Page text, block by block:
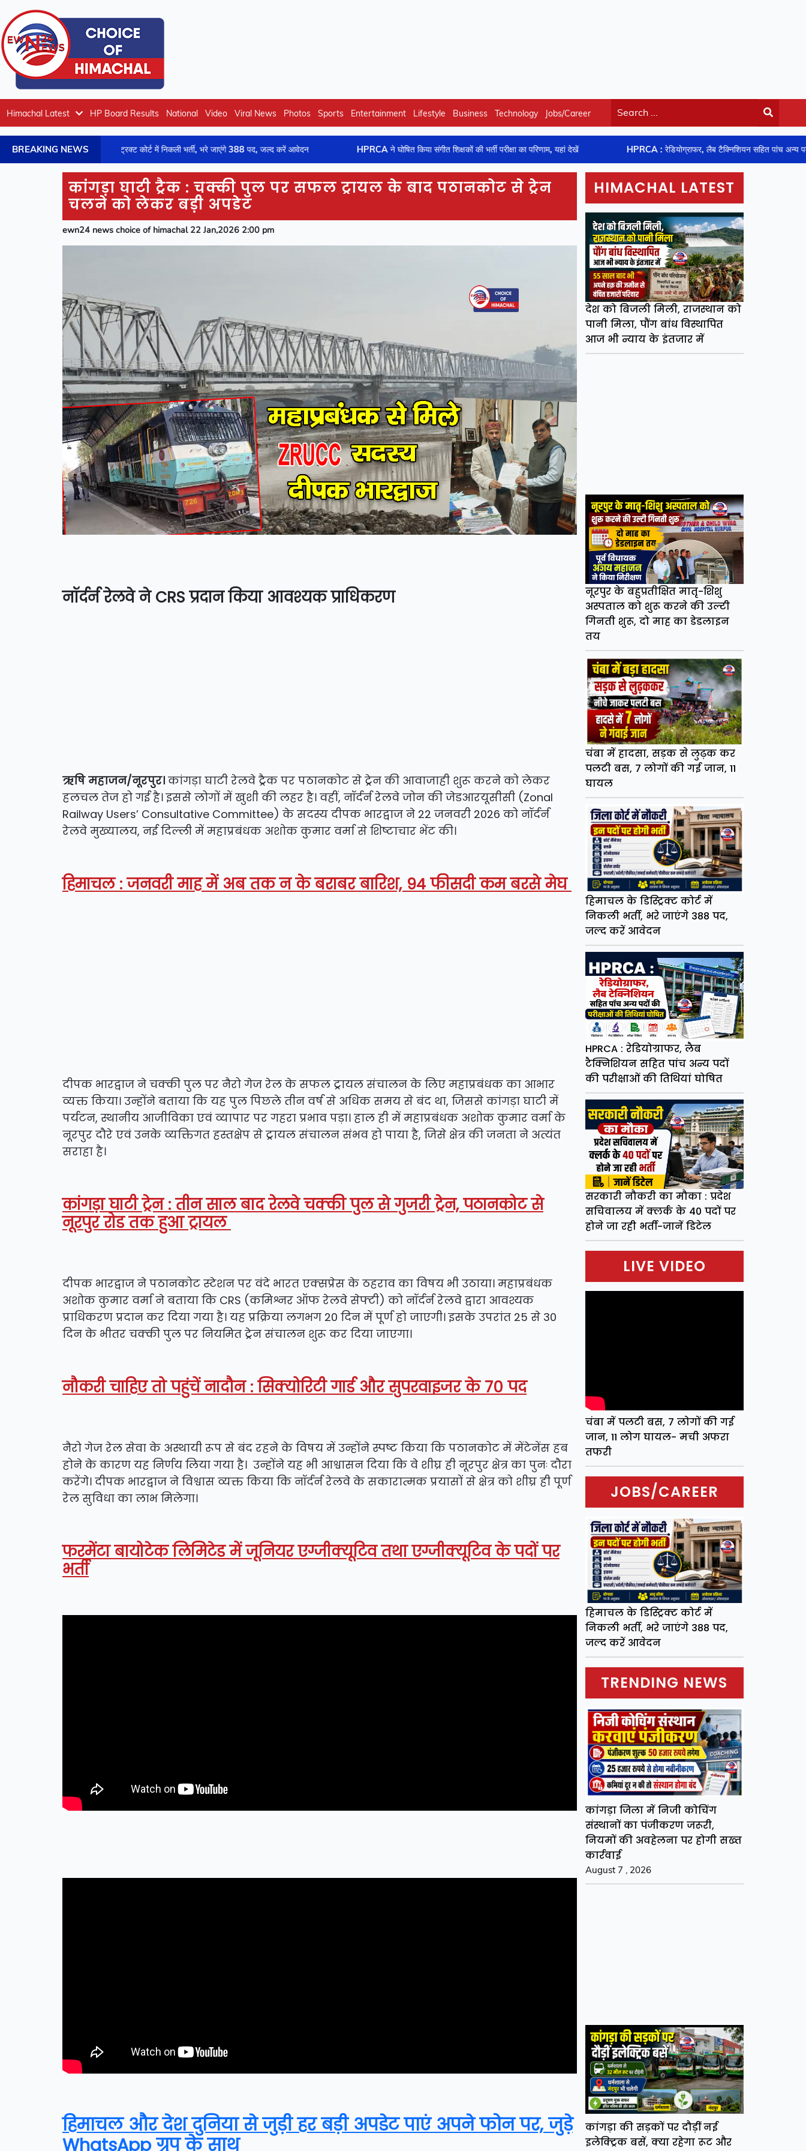
Himachal Latest HP Board Results National Video Viral News Photos Sports Entertainment Lifestyle Business Technology Jobs/Career
BREAKING NEWS
हिमाचल के डिस्ट्रिक्ट कोर्ट में निकली भर्ती, भरे जाएंगे 388 पद, जल्द करें आवेदन HPRCA ने घोषित किया संगीत शिक्षकों की भर्ती परीक्षा का परिणाम, यहां देखें HPRCA : रेडियोग्राफर, लैब टैक्निशियन सहित पांच अन्य पदों की
कांगड़ा घाटी ट्रैक : चक्की पुल पर सफल ट्रायल के बाद पठानकोट से ट्रेन
चलने को लेकर बड़ी अपडेट
ewn24 news choice of himachal 22 Jan,2026 2:00 pm
नॉर्दर्न रेलवे ने CRS प्रदान किया आवश्यक प्राधिकरण
ऋषि महाजन/नूरपुर। कांगड़ा घाटी रेलवे ट्रैक पर पठानकोट से ट्रेन की आवाजाही शुरू करने को लेकर
हलचल तेज हो गई है। इससे लोगों में खुशी की लहर है। वहीं, नॉर्दर्न रेलवे जोन की जेडआरयूसीसी (Zonal
Railway Users’ Consultative Committee) के सदस्य दीपक भारद्वाज ने 22 जनवरी 2026 को नॉर्दर्न
रेलवे मुख्यालय, नई दिल्ली में महाप्रबंधक अशोक कुमार वर्मा से शिष्टाचार भेंट की।
हिमाचल : जनवरी माह में अब तक न के बराबर बारिश, 94 फीसदी कम बरसे मेघ
दीपक भारद्वाज ने चक्की पुल पर नैरो गेज रेल के सफल ट्रायल संचालन के लिए महाप्रबंधक का आभार
व्यक्त किया। उन्होंने बताया कि यह पुल पिछले तीन वर्ष से अधिक समय से बंद था, जिससे कांगड़ा घाटी में
पर्यटन, स्थानीय आजीविका एवं व्यापार पर गहरा प्रभाव पड़ा। हाल ही में महाप्रबंधक अशोक कुमार वर्मा के
नूरपुर दौरे एवं उनके व्यक्तिगत हस्तक्षेप से ट्रायल संचालन संभव हो पाया है, जिसे क्षेत्र की जनता ने अत्यंत
सराहा है।
कांगड़ा घाटी ट्रेन : तीन साल बाद रेलवे चक्की पुल से गुजरी ट्रेन, पठानकोट से
नूरपुर रोड तक हुआ ट्रायल
दीपक भारद्वाज ने पठानकोट स्टेशन पर वंदे भारत एक्सप्रेस के ठहराव का विषय भी उठाया। महाप्रबंधक
अशोक कुमार वर्मा ने बताया कि CRS (कमिश्नर ऑफ रेलवे सेफ्टी) को नॉर्दर्न रेलवे द्वारा आवश्यक
प्राधिकरण प्रदान कर दिया गया है। यह प्रक्रिया लगभग 20 दिन में पूर्ण हो जाएगी। इसके उपरांत 25 से 30
दिन के भीतर चक्की पुल पर नियमित ट्रेन संचालन शुरू कर दिया जाएगा।
नौकरी चाहिए तो पहुंचें नादौन : सिक्योरिटी गार्ड और सुपरवाइजर के 70 पद
नैरो गेज रेल सेवा के अस्थायी रूप से बंद रहने के विषय में उन्होंने स्पष्ट किया कि पठानकोट में मेंटेनेंस हब
होने के कारण यह निर्णय लिया गया है। उन्होंने यह भी आश्वासन दिया कि वे शीघ्र ही नूरपुर क्षेत्र का पुनः दौरा
करेंगे। दीपक भारद्वाज ने विश्वास व्यक्त किया कि नॉर्दर्न रेलवे के सकारात्मक प्रयासों से क्षेत्र को शीघ्र ही पूर्ण
रेल सुविधा का लाभ मिलेगा।
फरमेंटा बायोटेक लिमिटेड में जूनियर एग्जीक्यूटिव तथा एग्जीक्यूटिव के पदों पर
भर्ती
हिमाचल और देश दुनिया से जुड़ी हर बड़ी अपडेट पाएं अपने फोन पर, जुड़े
WhatsApp ग्रुप के साथ
HIMACHAL LATEST
देश को बिजली मिली, राजस्थान को
पानी मिला, पौंग बांध विस्थापित
आज भी न्याय के इंतजार में
नूरपुर के बहुप्रतीक्षित मातृ-शिशु
अस्पताल को शुरू करने की उल्टी
गिनती शुरू, दो माह का डेडलाइन
तय
चंबा में हादसा, सड़क से लुढ़क कर
पलटी बस, 7 लोगों की गई जान, 11
घायल
हिमाचल के डिस्ट्रिक्ट कोर्ट में
निकली भर्ती, भरे जाएंगे 388 पद,
जल्द करें आवेदन
HPRCA : रेडियोग्राफर, लैब
टैक्निशियन सहित पांच अन्य पदों
की परीक्षाओं की तिथियां घोषित
सरकारी नौकरी का मौका : प्रदेश
सचिवालय में क्लर्क के 40 पदों पर
होने जा रही भर्ती-जानें डिटेल
LIVE VIDEO
चंबा में पलटी बस, 7 लोगों की गई
जान, 11 लोग घायल- मची अफरा
तफरी
JOBS/CAREER
हिमाचल के डिस्ट्रिक्ट कोर्ट में
निकली भर्ती, भरे जाएंगे 388 पद,
जल्द करें आवेदन
TRENDING NEWS
कांगड़ा जिला में निजी कोचिंग
संस्थानों का पंजीकरण जरूरी,
नियमों की अवहेलना पर होगी सख्त
कार्रवाई
August 7 , 2026
कांगड़ा की सड़कों पर दौड़ीं नई
इलेक्ट्रिक बसें, क्या रहेगा रूट और